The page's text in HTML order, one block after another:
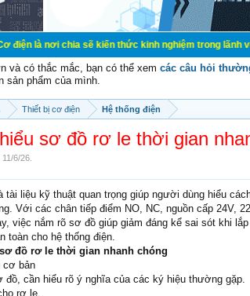
chia sẽ kiến thức kinh nghiệm trong lãnh vực cơ
và có thắc mắc, bạn có thể xem các câu hỏi
sản phẩm của mình.
Thiết bị cơ điện Hệ thống điện
sơ đồ rơ le thời gian
11/6/26
liệu kỹ thuật quan trọng giúp người dùng hiểu
Với các chân tiếp điểm NO, NC, nguồn cấp 24V,
việc nắm rõ sơ đồ giúp giảm đáng kể sai sót khi
toàn cho hệ thống điện.
đồ rơ le thời gian nhanh chóng
cơ bản
cần hiểu rõ ý nghĩa của các ký hiệu thường gặp.
rơ le.